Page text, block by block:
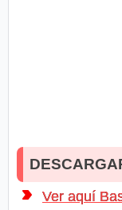
Ver aquí